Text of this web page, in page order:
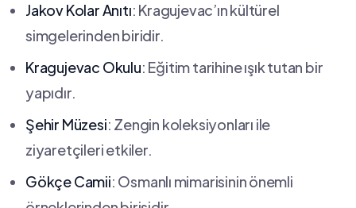
Jakov Kolar Anıtı: Kragujevac’ın ⁤kültürel
simgelerinden biridir.
Kragujevac​ Okulu: Eğitim tarihine ‍ışık​ tutan bir
‌yapıdır.
Şehir Müzesi: Zengin koleksiyonları ile⁣
ziyaretçileri ‌etkiler.
Gökçe Camii: Osmanlı ⁢mimarisinin⁤ önemli ​